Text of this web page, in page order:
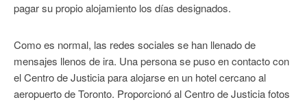
pagar su propio alojamiento los días designados.
Como es normal, las redes sociales se han llenado de
mensajes llenos de ira. Una persona se puso en contacto con
el Centro de Justicia para alojarse en un hotel cercano al
aeropuerto de Toronto. Proporcionó al Centro de Justicia fotos